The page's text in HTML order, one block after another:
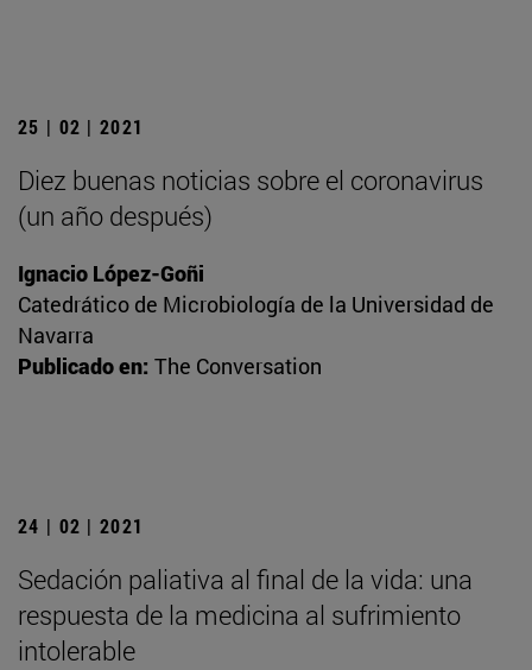
25 | 02 | 2021
Diez buenas noticias sobre el coronavirus
(un año después)
Ignacio López-Goñi
Catedrático de Microbiología de la Universidad de
Navarra
Publicado en: The Conversation
24 | 02 | 2021
Sedación paliativa al final de la vida: una
respuesta de la medicina al sufrimiento
intolerable